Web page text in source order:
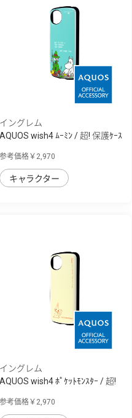
イングレム
AQUOS wish4 ﾑｰﾐﾝ / 超! 保護ｹｰｽ
参考価格￥2,970
キャラクター
イングレム
AQUOS wish4 ﾎﾟｹｯﾄﾓﾝｽﾀｰ / 超!
参考価格￥2,970